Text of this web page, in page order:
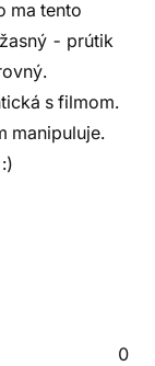
ma tento
- prútik
s filmom.
manipuluje.
0